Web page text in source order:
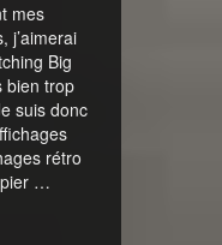
mes
j’aimerai
Big
bien trop
suis donc
rétro
…